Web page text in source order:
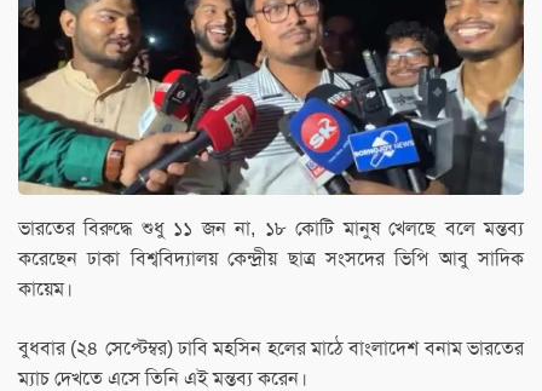
ভারতের বিরুদ্ধে শুধু ১১ জন না, ১৮ কোটি মানুষ খেলছে বলে মন্তব্য
করেছেন ঢাকা বিশ্ববিদ্যালয় কেন্দ্রীয় ছাত্র সংসদের ভিপি আবু সাদিক
কায়েম।
বুধবার (২৪ সেপ্টেম্বর) ঢাবি মহসিন হলের মাঠে বাংলাদেশ বনাম ভারতের
ম্যাচ দেখতে এসে তিনি এই মন্তব্য করেন।